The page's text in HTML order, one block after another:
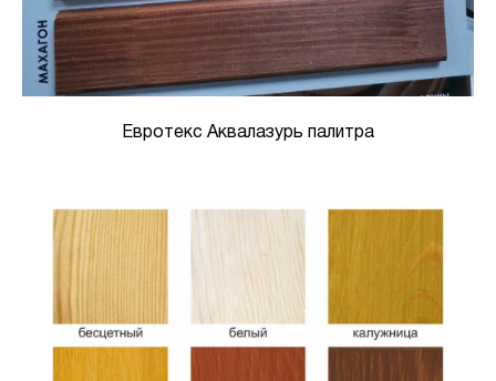
Евротекс Аквалазурь палитра